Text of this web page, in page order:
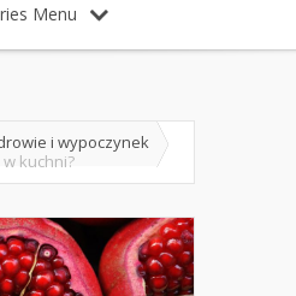
Menu
i wypoczynek
kuchni?